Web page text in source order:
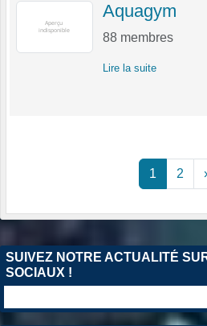
Aquagym
88 membres
Lire la suite
1 2
SUIVEZ NOTRE ACTUALITÉ
SOCIAUX !